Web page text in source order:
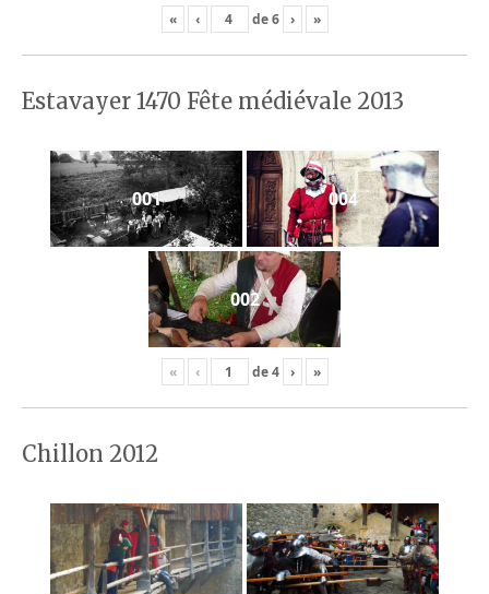
« ‹ de6 › »
Estavayer 1470 Fête médiévale 2013
001 004
002
« ‹ de4 › »
Chillon 2012